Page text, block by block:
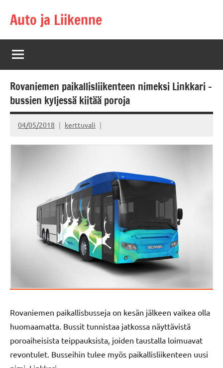
Auto ja Liikenne
Rovaniemen paikallisliikenteen nimeksi Linkkari –
bussien kyljessä kiitää poroja
04/05/2018 kerttuvali
Rovaniemen paikallisbusseja on kesän jälkeen vaikea olla
huomaamatta. Bussit tunnistaa jatkossa näyttävistä
poroaiheisista teippauksista, joiden taustalla loimuavat
revontulet. Busseihin tulee myös paikallisliikenteen uusi